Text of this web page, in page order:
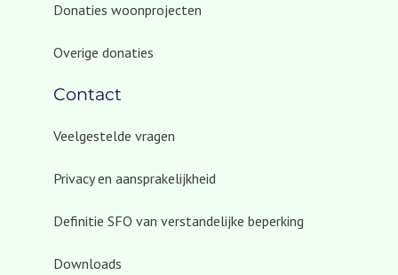
Donaties woonprojecten
Overige donaties
Contact
Veelgestelde vragen
Privacy en aansprakelijkheid
Definitie SFO van verstandelijke beperking
Downloads